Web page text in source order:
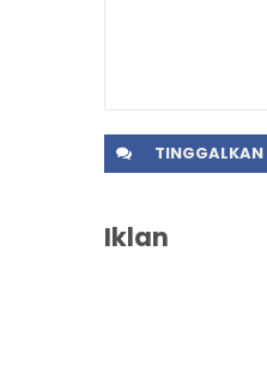
TINGGALKAN
Iklan